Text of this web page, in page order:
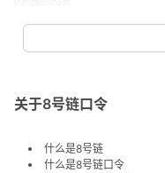
关于8号链口令
什么是8号链
什么是8号链口令